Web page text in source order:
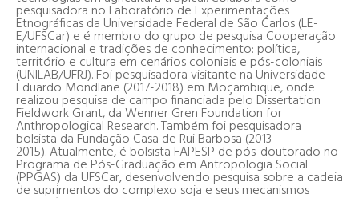
pesquisadora no Laboratório de Experimentações
Etnográficas da Universidade Federal de São Carlos (LE-
E/UFSCar) e é membro do grupo de pesquisa Cooperação
internacional e tradições de conhecimento: política,
território e cultura em cenários coloniais e pós-coloniais
(UNILAB/UFRJ). Foi pesquisadora visitante na Universidade
Eduardo Mondlane (2017-2018) em Moçambique, onde
realizou pesquisa de campo financiada pelo Dissertation
Fieldwork Grant, da Wenner Gren Foundation for
Anthropological Research. Também foi pesquisadora
bolsista da Fundação Casa de Rui Barbosa (2013-
2015). Atualmente, é bolsista FAPESP de pós-doutorado no
Programa de Pós-Graduação em Antropologia Social
(PPGAS) da UFSCar, desenvolvendo pesquisa sobre a cadeia
de suprimentos do complexo soja e seus mecanismos